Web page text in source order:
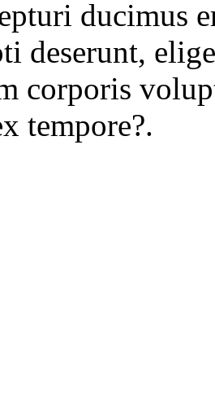
ducimus
deserunt,
corporis
tempore?.